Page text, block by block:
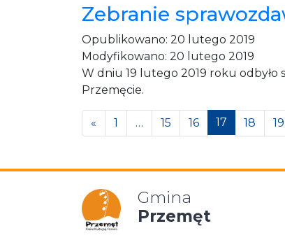
Zebranie
Opublikowano: 20 lutego 2019
Modyfikowano: 20 lutego 2019
W dniu 19 lutego 2019 roku odbyło
Przemęcie.
Posts navigation
« 1 … 15 16 17 18 19
Gmina
Przemęt